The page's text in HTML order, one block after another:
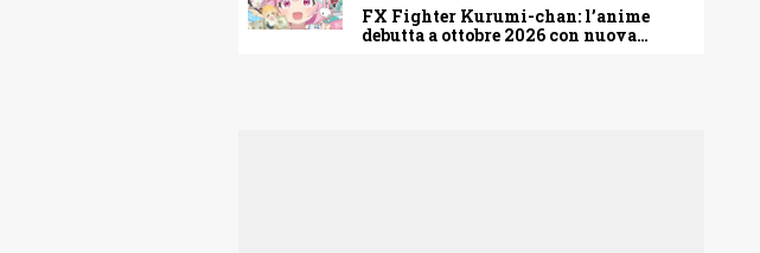
FX Fighter Kurumi-chan: l’anime
debutta a ottobre 2026 con nuova